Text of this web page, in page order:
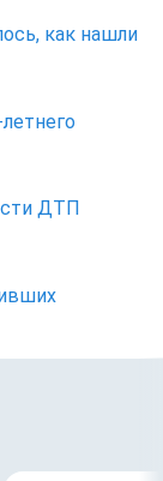
как нашли
ДТП